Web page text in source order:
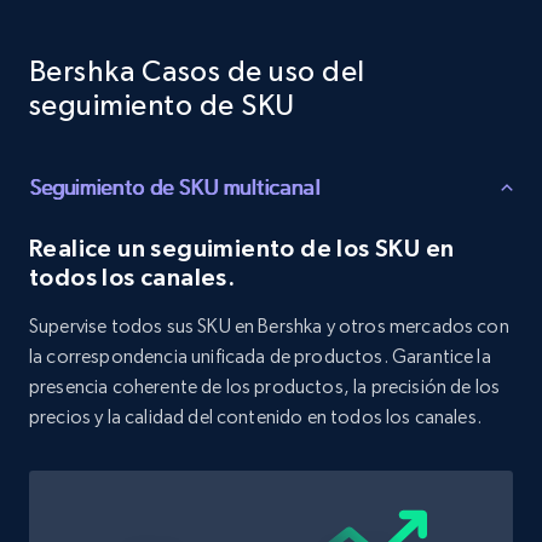
URL, Product id, Title, Product description,
Rating, Reviews count, Initial price, Discount,
and more.
1.3K+ 175+ Comenzar ahora
UPC
URL, Product id, Title, Product description,
Rating, Reviews count, Initial price, Discount,
and more.
Bershka Casos de uso del
seguimiento de SKU
Seguimiento de SKU multicanal
Realice un seguimiento de los SKU en
todos los canales.
Supervise todos sus SKU en Bershka y otros mercados con
la correspondencia unificada de productos. Garantice la
presencia coherente de los productos, la precisión de los
precios y la calidad del contenido en todos los canales.